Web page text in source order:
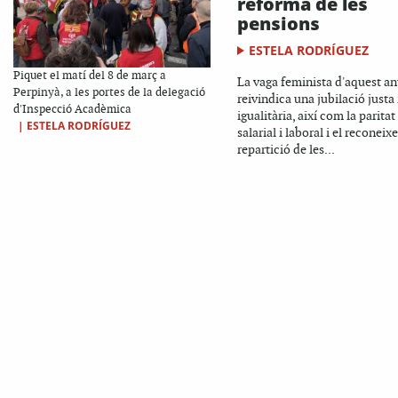
Piquet el matí del 8 de març a
Perpinyà, a les portes de la delegació
d'Inspecció Acadèmica
| ESTELA RODRÍGUEZ
pensions
ESTELA RODRÍGUEZ
La vaga feminista d'aquest
reivindica una jubilació justa
igualitària, així com la paritat
salarial i laboral i el
repartició de les...